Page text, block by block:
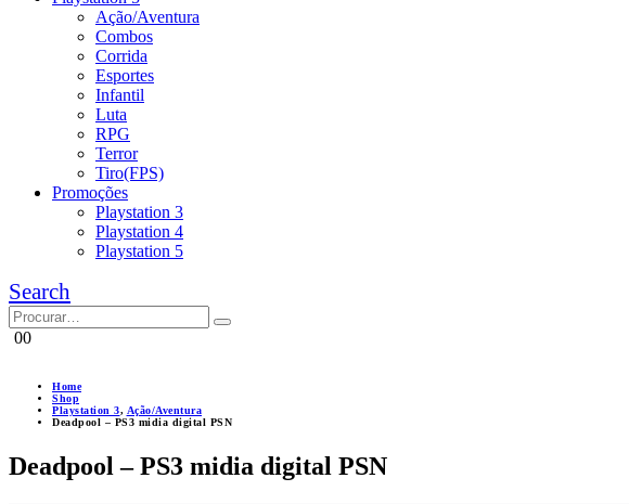
Ação/Aventura
Combos
Corrida
Esportes
Infantil
Luta
RPG
Terror
Tiro(FPS)
Promoções
Playstation 3
Playstation 4
Playstation 5
Search
00
Home
Shop
Playstation 3, Ação/Aventura
Deadpool – PS3 midia digital PSN
Deadpool – PS3 midia digital PSN